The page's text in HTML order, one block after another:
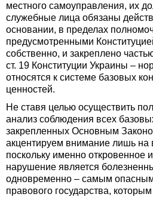
местного самоуправления, их
служебные лица обязаны
основании, в пределах
предусмотренными
собственно, и закреплено
ст. 19 Конституции Украины –
относятся к системе базовых
ценностей.
Не ставя целью осуществить
анализ соблюдения всех
закрепленных Основным
акцентируем внимание лишь на
поскольку именно откровенное
нарушение является
одновременно – самым опасным
правового государства,